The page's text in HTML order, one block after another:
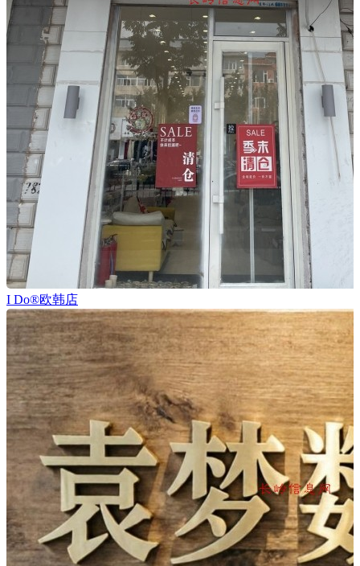
I Do®欧韩店